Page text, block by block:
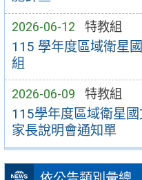
2026-06-12 特教組
115 學年度區域衛星
組
2026-06-09 特教組
115學年度區域衛星
家長說明會通知單